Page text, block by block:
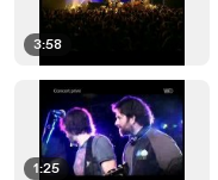
3:58
1:25